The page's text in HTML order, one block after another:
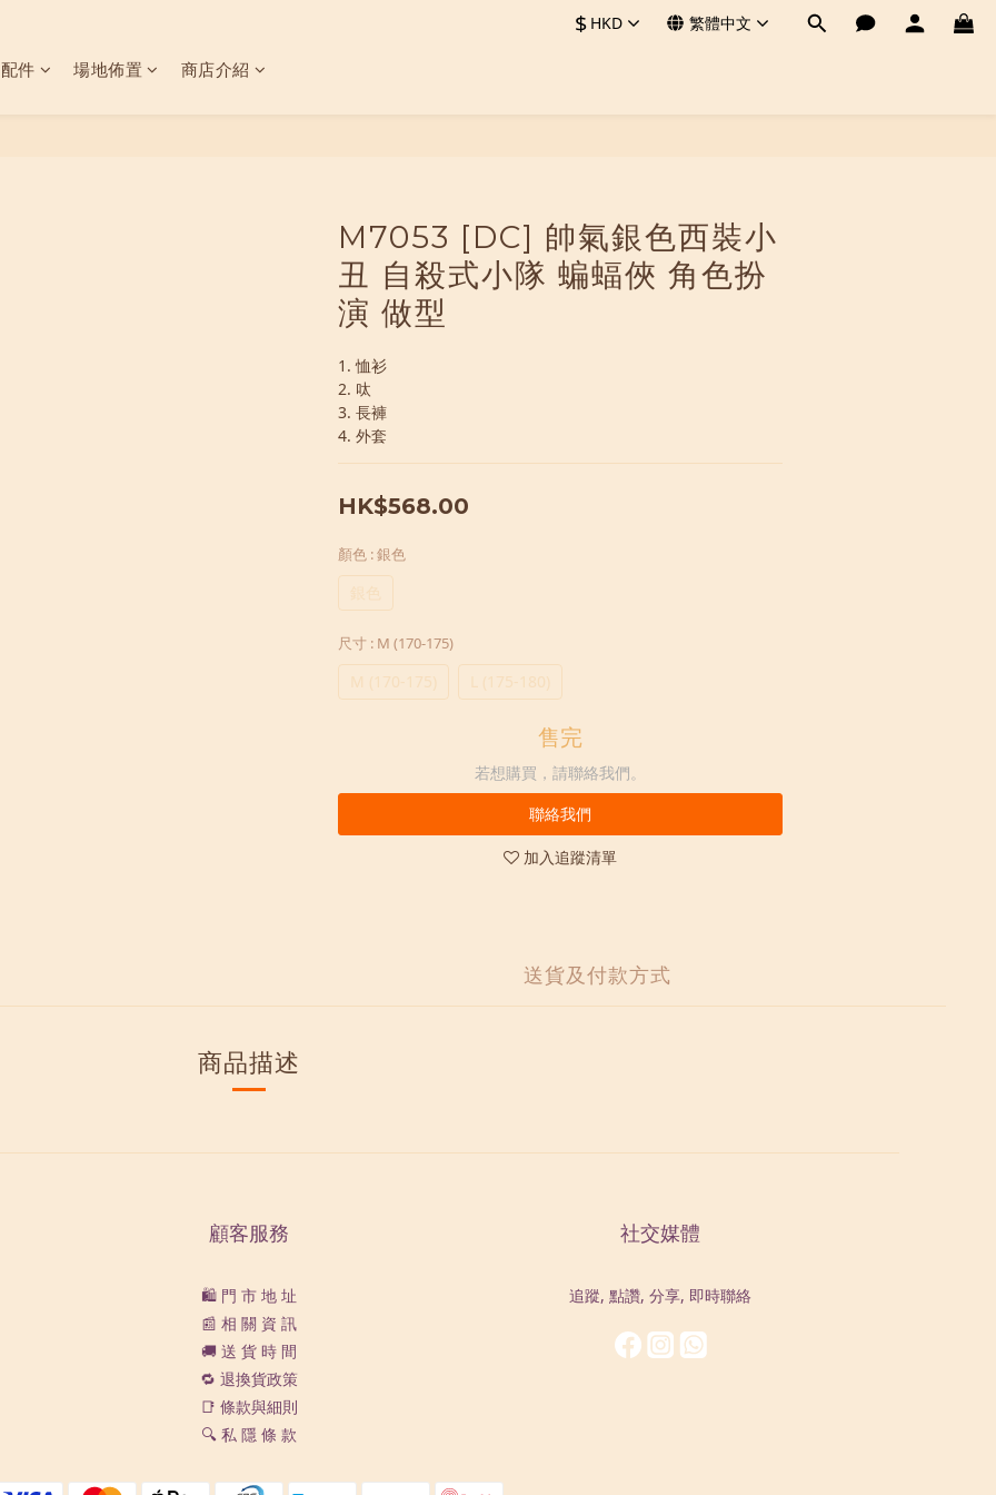
$ HKD 繁體中文
件 場地佈置 商店介紹
M7053 [DC] 帥氣銀色西裝小
丑 自殺式小隊 蝙蝠俠 角色扮
演 做型
1. 恤衫
2. 呔
3. 長褲
4. 外套
HK$568.00
顏色 : 銀色
銀色
尺寸 : M (170-175)
M (170-175) L (175-180)
售完
若想購買，請聯絡我們。
聯絡我們
加入追蹤清單
送貨及付款方式
商品描述
顧客服務
🛍️ 門 市 地 址
📰 相 關 資 訊
🚚 送 貨 時 間
🔁 退換貨政策
📑 條款與細則
🔍 私 隱 條 款
社交媒體
追蹤, 點讚, 分享, 即時聯絡